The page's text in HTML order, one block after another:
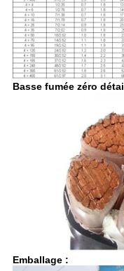
Basse fumée zéro
Emballage :